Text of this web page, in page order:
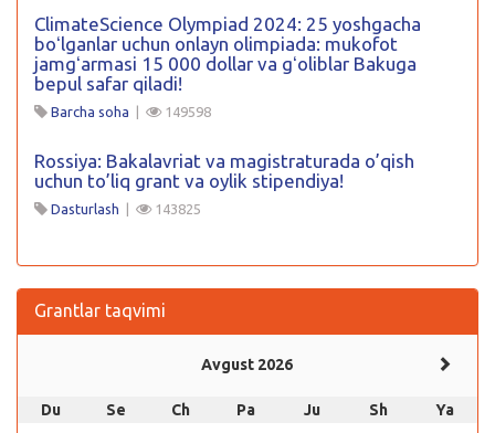
ClimateScience Olympiad 2024: 25 yoshgacha
boʻlganlar uchun onlayn olimpiada: mukofot
jamgʻarmasi 15 000 dollar va gʻoliblar Bakuga
bepul safar qiladi!
Barcha soha | 149598
Rossiya: Bakalavriat va magistraturada o’qish
uchun to’liq grant va oylik stipendiya!
Dasturlash | 143825
Grantlar taqvimi
Avgust 2026
Du Se Ch Pa Ju Sh
Ya